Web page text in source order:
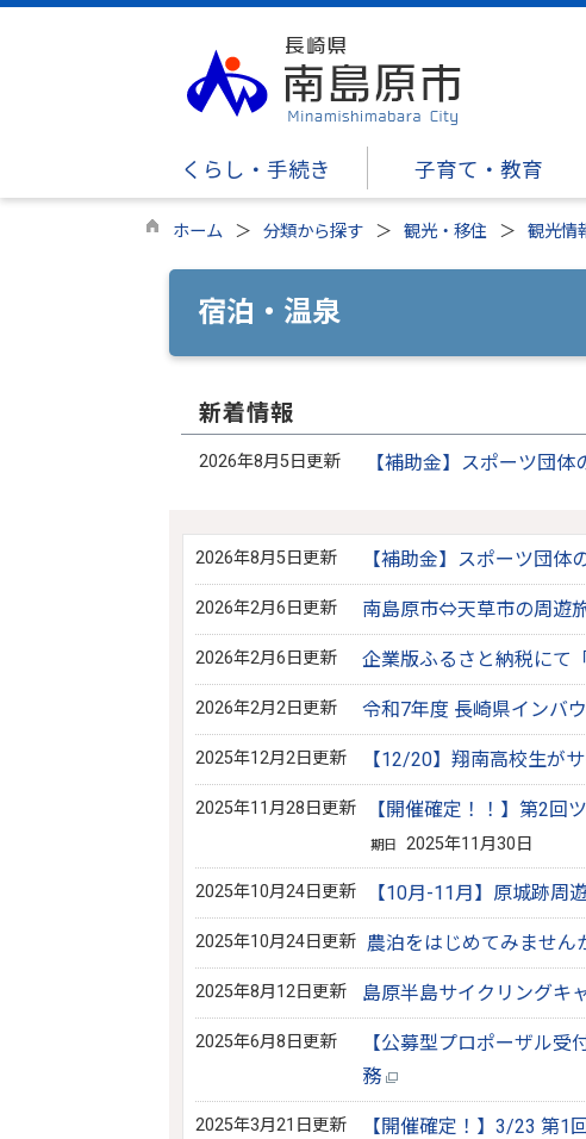
くらし・手続き 子育て・教育
ホーム 分類から探す 観光・移住 観光情
宿泊・温泉
新着情報
2026年8月5日更新 【補助金】スポーツ団
2026年8月5日更新 【補助金】スポーツ団
2026年2月6日更新 南島原市⇔天草市の周遊
2026年2月6日更新 企業版ふるさと納税にて
2026年2月2日更新 令和7年度 長崎県インバ
2025年12月2日更新 【12/20】翔南高校生が
2025年11月28日更新 【開催確定！！】第2回
期日 2025年11月30日
2025年10月24日更新 【10月-11月】原城跡周
2025年10月24日更新 農泊をはじめてみませ
2025年8月12日更新 島原半島サイクリングキ
2025年6月8日更新
【公募型プロポーザル
務
2025年3月21日更新 【開催確定！】3/23 第1